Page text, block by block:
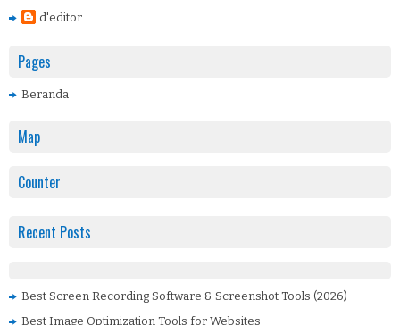
d'editor
Pages
Beranda
Map
Counter
Recent Posts
Best Screen Recording Software & Screenshot Tools (2026)
Best Image Optimization Tools for Websites